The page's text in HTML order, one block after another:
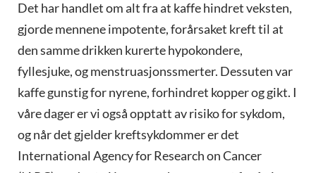
Det har handlet om alt fra at kaffe hindret veksten,
gjorde mennene impotente, forårsaket kreft til at
den samme drikken kurerte hypokondere,
fyllesjuke, og menstruasjonssmerter. Dessuten var
kaffe gunstig for nyrene, forhindret kopper og gikt. I
våre dager er vi også opptatt av risiko for sykdom,
og når det gjelder kreftsykdommer er det
International Agency for Research on Cancer